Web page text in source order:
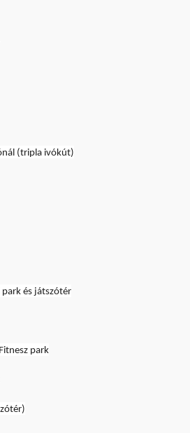
(tripla ivókút)
park és játszótér
park